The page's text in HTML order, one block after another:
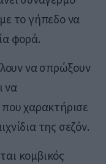
το γήπεδο να
φορά.
να σπρώξουν
να
χαρακτήρισε
της σεζόν.
κομβικός